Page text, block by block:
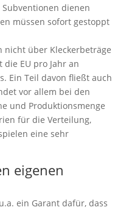
dienen
müssen sofort gestoppt
über Kleckerbeträge
EU pro Jahr an
Ein Teil davon fließt auch
vor allem bei den
und Produktionsmenge
für die Verteilung,
eine sehr
eigenen
ein Garant dafür, dass